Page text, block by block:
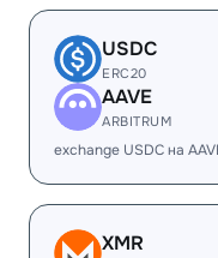
USDC
ERC20
AAVE
ARBITRUM
exchange USDC на
XMR